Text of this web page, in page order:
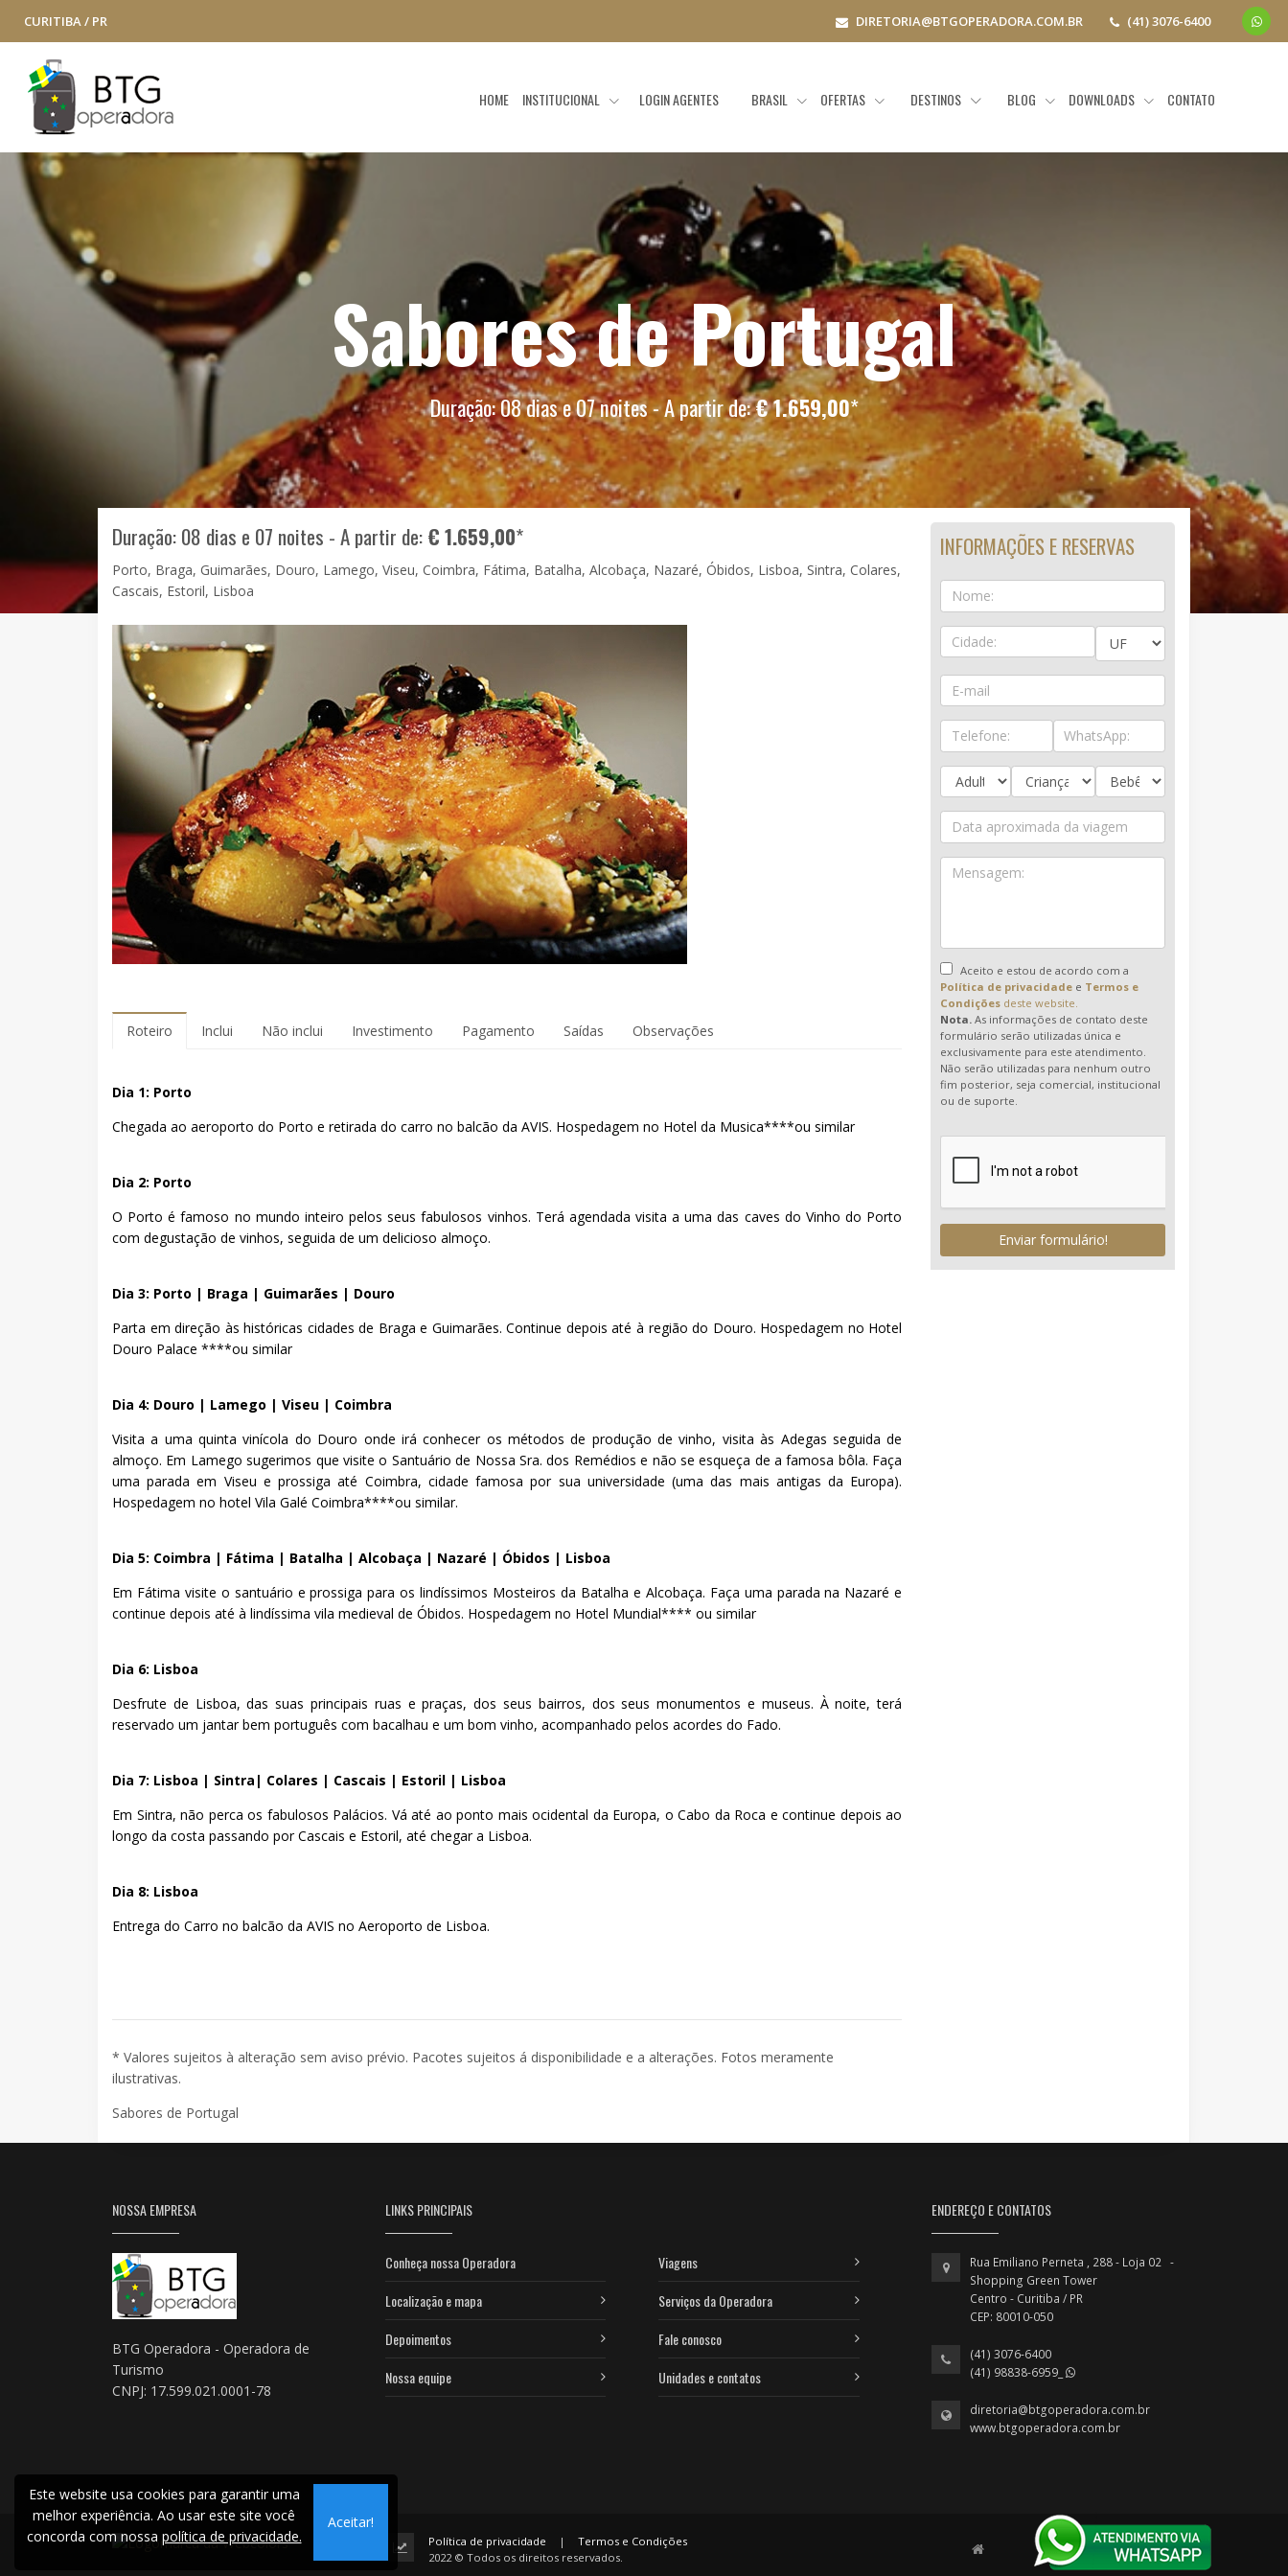
CURITIBA / PR DIRETORIA@BTGOPERADORA.COM.BR (41) 3076-6400
HOME INSTITUCIONAL LOGIN AGENTES BRASIL OFERTAS DESTINOS BLOG DOWNLOADS CONTATO
Sabores de Portugal
Duração: 08 dias e 07 noites - A partir de:€ 1.659,00*
Duração: 08 dias e 07 noites - A partir de:€ 1.659,00*
Porto, Braga, Guimarães, Douro, Lamego, Viseu, Coimbra, Fátima, Batalha, Alcobaça, Nazaré, Óbidos, Lisboa, Sintra, Colares,
Cascais, Estoril, Lisboa
Roteiro Inclui Não inclui Investimento Pagamento Saídas Observações
Dia 1: Porto
Chegada ao aeroporto do Porto e retirada do carro no balcão da AVIS. Hospedagem no Hotel da Musica****ou similar
Dia 2: Porto
O Porto é famoso no mundo inteiro pelos seus fabulosos vinhos. Terá agendada visita a uma das caves do Vinho do Porto
com degustação de vinhos, seguida de um delicioso almoço.
Dia 3: Porto | Braga | Guimarães | Douro
Parta em direção às históricas cidades de Braga e Guimarães. Continue depois até à região do Douro. Hospedagem no Hotel
Douro Palace ****ou similar
Dia 4: Douro | Lamego | Viseu | Coimbra
Visita a uma quinta vinícola do Douro onde irá conhecer os métodos de produção de vinho, visita às Adegas seguida de
almoço. Em Lamego sugerimos que visite o Santuário de Nossa Sra. dos Remédios e não se esqueça de a famosa bôla. Faça
uma parada em Viseu e prossiga até Coimbra, cidade famosa por sua universidade (uma das mais antigas da Europa).
Hospedagem no hotel Vila Galé Coimbra****ou similar.
Dia 5: Coimbra | Fátima | Batalha | Alcobaça | Nazaré | Óbidos | Lisboa
Em Fátima visite o santuário e prossiga para os lindíssimos Mosteiros da Batalha e Alcobaça. Faça uma parada na Nazaré e
continue depois até à lindíssima vila medieval de Óbidos. Hospedagem no Hotel Mundial**** ou similar
Dia 6: Lisboa
Desfrute de Lisboa, das suas principais ruas e praças, dos seus bairros, dos seus monumentos e museus. À noite, terá
reservado um jantar bem português com bacalhau e um bom vinho, acompanhado pelos acordes do Fado.
Dia 7: Lisboa | Sintra| Colares | Cascais | Estoril | Lisboa
Em Sintra, não perca os fabulosos Palácios. Vá até ao ponto mais ocidental da Europa, o Cabo da Roca e continue depois ao
longo da costa passando por Cascais e Estoril, até chegar a Lisboa.
Dia 8: Lisboa
Entrega do Carro no balcão da AVIS no Aeroporto de Lisboa.
* Valores sujeitos à alteração sem aviso prévio. Pacotes sujeitos á disponibilidade e a alterações. Fotos meramente
ilustrativas.
Sabores de Portugal
INFORMAÇÕES E RESERVAS
Aceito e estou de acordo com a
Política de privacidade e Termos e
Condições deste website.
Nota. As informações de contato deste
formulário serão utilizadas única e
exclusivamente para este atendimento.
Não serão utilizadas para nenhum outro
fim posterior, seja comercial, institucional
ou de suporte.
Enviar formulário!
NOSSA EMPRESA
BTG Operadora - Operadora de
Turismo
CNPJ: 17.599.021.0001-78
LINKS PRINCIPAIS
Conheça nossa Operadora
Localização e mapa
Depoimentos
Nossa equipe
Viagens
Serviços da Operadora
Fale conosco
Unidades e contatos
ENDEREÇO E CONTATOS
Rua Emiliano Perneta , 288 - Loja 02 -
Shopping Green Tower
Centro - Curitiba / PR
CEP: 80010-050
(41) 3076-6400
(41) 98838-6959_
diretoria@btgoperadora.com.br
www.btgoperadora.com.br
Política de privacidade |
Termos e Condições
2022 © Todos os direitos reservados.
Este website usa cookies para garantir uma
melhor experiência. Ao usar este site você
concorda com nossa política de privacidade.
Aceitar!